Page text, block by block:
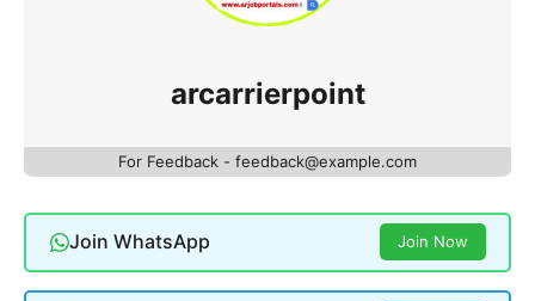
arcarrierpoint
For Feedback - feedback@example.com
Join WhatsApp Join Now